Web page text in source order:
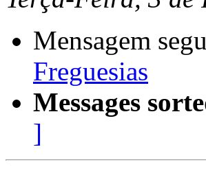
Mensagem
Freguesias
Messages
]